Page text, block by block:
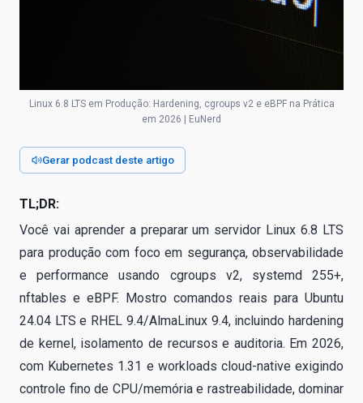
Linux 6.8 LTS em Produção: Hardening, cgroups v2 e eBPF na Prática
em 2026 | EuNerd
Gerar podcast deste artigo
TL;DR:
Você vai aprender a preparar um servidor Linux 6.8 LTS
para produção com foco em segurança, observabilidade
e performance usando cgroups v2, systemd 255+,
nftables e eBPF. Mostro comandos reais para Ubuntu
24.04 LTS e RHEL 9.4/AlmaLinux 9.4, incluindo hardening
de kernel, isolamento de recursos e auditoria. Em 2026,
com Kubernetes 1.31 e workloads cloud-native exigindo
controle fino de CPU/memória e rastreabilidade, dominar